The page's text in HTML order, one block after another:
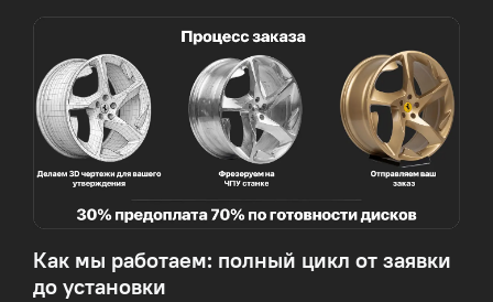
Как мы работаем: полный цикл от заявки
до установки